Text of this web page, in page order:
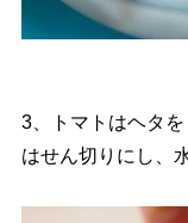
3、トマトはヘタ
はせん切りにし、